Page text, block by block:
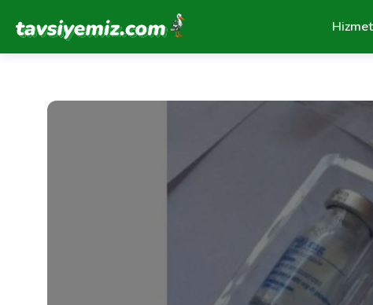
Tavsiyemiz Anasayfa